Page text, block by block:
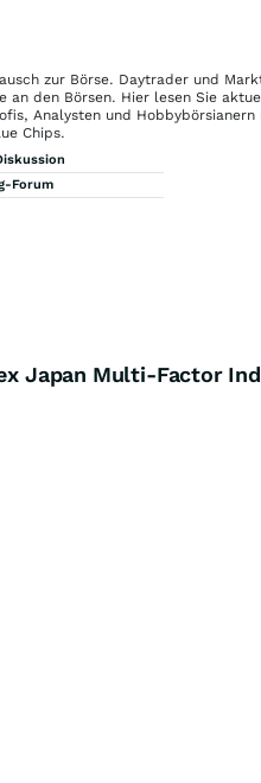
zur Börse. Daytrader und
an den Börsen. Hier lesen Sie
Analysten und
Chips.
Forum
Japan Multi-Factor